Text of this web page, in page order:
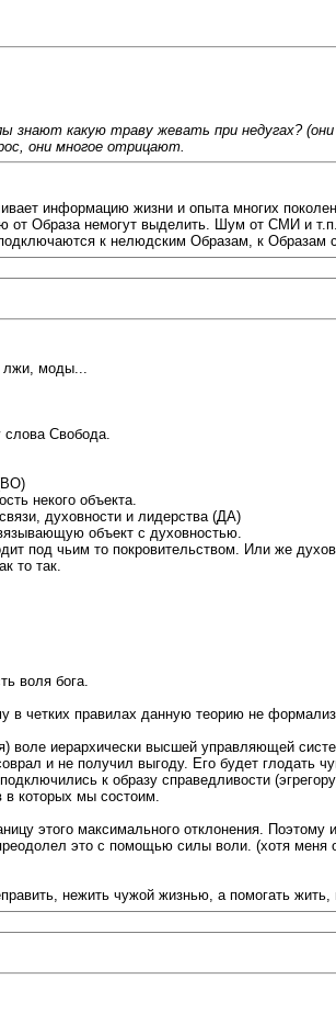
знают какую траву жевать при недугах?
они многое отрицают.
информацию жизни и опыта многих
Образа немогут выделить. Шум от СМИ и
к нелюдским Образам, к Образам
лжи, моды...
слова Свобода.
некого объекта.
духовности и лидерства (ДА)
объект с духовностью.
под чьим то покровительством. Или же
то так.
воля бога.
в четких правилах данную теорию не
воле иерархически высшей управляющей
и не получил выгоду. Его будет глодать
к образу справедливости
в которых мы состоим.
этого максимального отклонения.
это с помощью силы воли. (хотя
нежить чужой жизнью, а помогать жить,